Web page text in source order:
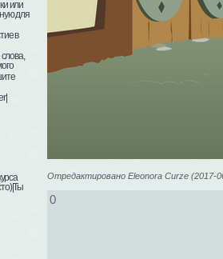
Отредактировано Eleonora Curze (2017-
0